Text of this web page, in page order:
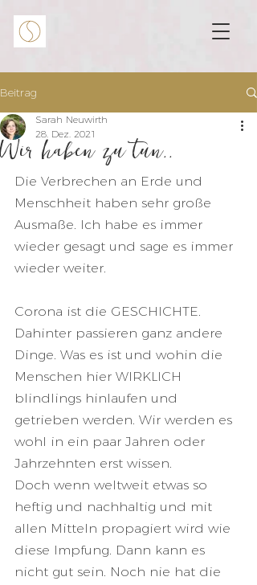
Beitrag
Wir haben zu tun..
Sarah Neuwirth
28. Dez. 2021
Die Verbrechen an Erde und
Menschheit haben sehr große
Ausmaße. Ich habe es immer
wieder gesagt und sage es immer
wieder weiter.
Corona ist die GESCHICHTE.
Dahinter passieren ganz andere
Dinge. Was es ist und wohin die
Menschen hier WIRKLICH
blindlings hinlaufen und
getrieben werden. Wir werden es
wohl in ein paar Jahren oder
Jahrzehnten erst wissen.
Doch wenn weltweit etwas so
heftig und nachhaltig und mit
allen Mitteln propagiert wird wie
diese Impfung. Dann kann es
nicht gut sein. Noch nie hat die